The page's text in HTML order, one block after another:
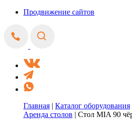
Продвижение сайтов
Главная | Каталог оборудования
Аренда столов | Стол MIA 90